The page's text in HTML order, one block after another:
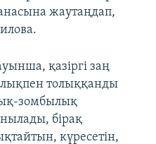
жаутаңдап,
қазіргі заң
толыққанды
зомбылық
бірақ
күресетін,